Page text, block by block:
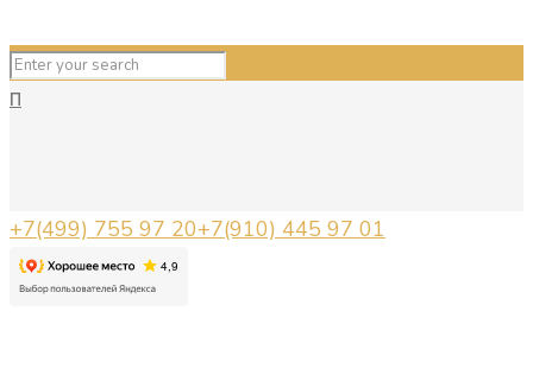
П
+7(499) 755 97 20+7(910) 445 97 01